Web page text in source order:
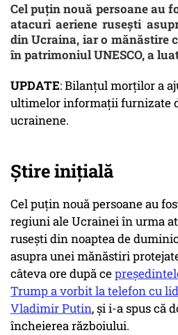
Cel puțin nouă persoane au
atacuri aeriene rusești
din Ucraina, iar o mănăstire
în patrimoniul UNESCO, a
UPDATE: Bilanțul morților a
ultimelor informații furnizate
ucrainene.
Știre inițială
Cel puțin nouă persoane au
regiuni ale Ucrainei în urma
rusești din noaptea de
asupra unei mănăstiri
câteva ore după ce
Trump a vorbit la telefon cu
Vladimir Putin, și i-a spus că
încheierea războiului.